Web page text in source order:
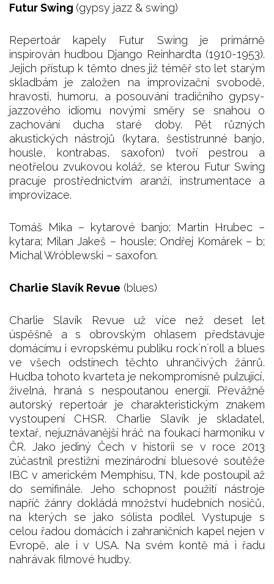
Futur Swing (gypsy jazz & swing)
Repertoár kapely Futur Swing je primárně
inspirován hudbou Django Reinhardta (1910-1953).
Jejich přístup k těmto dnes již téměř sto let starým
skladbám je založen na improvizační svobodě,
hravosti, humoru, a posouvání tradičního gypsy-
jazzového idiomu novými směry se snahou o
zachování ducha staré doby. Pět různých
akustických nástrojů (kytara, šestistrunné banjo,
housle, kontrabas, saxofon) tvoří pestrou a
neotřelou zvukovou koláž, se kterou Futur Swing
pracuje prostřednictvím aranží, instrumentace a
improvizace.
Tomáš Mika – kytarové banjo; Martin Hrubec –
kytara; Milan Jakeš – housle; Ondřej Komárek – b;
Michal Wróblewski – saxofon.
Charlie Slavík Revue (blues)
Charlie Slavík Revue už více než deset let
úspěšně a s obrovským ohlasem představuje
domácímu i evropskému publiku rock´n´roll a blues
ve všech odstínech těchto uhrančivých žánrů.
Hudba tohoto kvarteta je nekompromisně pulzující,
živelná, hraná s nespoutanou energií. Převážně
autorský repertoár je charakteristickým znakem
vystoupení CHSR. Charlie Slavík je skladatel,
textař, nejuznávanější hráč na foukací harmoniku v
ČR. Jako jediný Čech v historii se v roce 2013
zúčastnil prestižní mezinárodní bluesové soutěže
IBC v americkém Memphisu, TN, kde postoupil až
do semifinále. Jeho schopnost použití nástroje
napříč žánry dokládá množství hudebních nosičů,
na kterých se jako sólista podílel. Vystupuje s
celou řadou domácích i zahraničních kapel nejen v
Evropě, ale i v USA. Na svém kontě má i řadu
nahrávak filmové hudby.